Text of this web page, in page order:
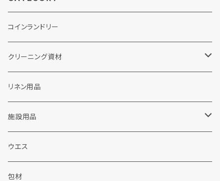
コインランドリー
クリーニング資材
ランドリー洗剤関連
粉末洗剤
液体洗剤
ドライクリーニング関連
カートリッジフィルター
ソープ
販促品
包装資材
リネン用品
施設用品
施設用洗剤・シャンプー
シャボン玉せっけん
ウエス
包材